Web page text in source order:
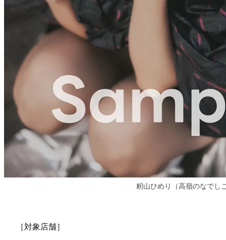
籾山ひめり（高嶺のなでし
［対象店舗］